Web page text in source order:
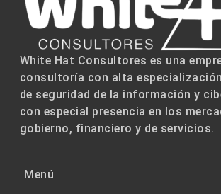
White Hat Consultores es una
consultoría con alta
de seguridad de la información y
con especial presencia en los
gobierno, financiero y de servicios.
Menú